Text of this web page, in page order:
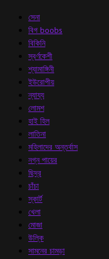
সেনা
বিগ boobs
বিকিনি
স্বর্ণকেশী
শ্যামাঙ্গিনী
ইউরোপীয়
ন্যায্য
লোমশ
হাই হিল
লাতিনা
মহিলাদের অন্তর্বাস
নগ্ন পায়ের
ছিদ্র
চাঁচা
স্কার্ট
খেলা
মোজা
উল্কি
সামনের চামড়া